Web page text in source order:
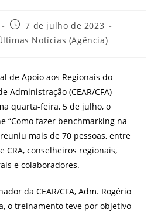
Post
publicado:
7 de julho de 2023
Notícias (Agência)
de Apoio aos Regionais do
Administração (CEAR/CFA)
quarta-feira, 5 de julho, o
“Como fazer benchmarking na
mais de 70 pessoas, entre
CRA, conselheiros regionais,
e colaboradores.
da CEAR/CFA, Adm. Rogério
o treinamento teve por objetivo